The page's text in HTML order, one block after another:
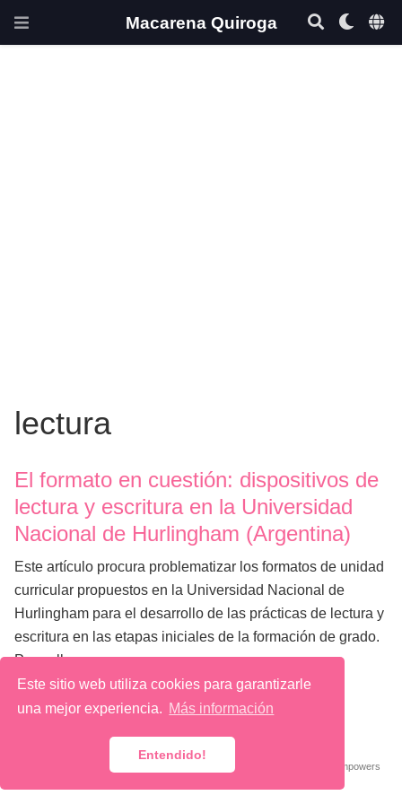
Este sitio web utiliza cookies para garantizarle
una mejor experiencia. Más información
Entendido!
Macarena Quiroga
lectura
El formato en cuestión: dispositivos de
lectura y escritura en la Universidad
Nacional de Hurlingham (Argentina)
Este artículo procura problematizar los formatos de unidad
curricular propuestos en la Universidad Nacional de
Hurlingham para el desarrollo de las prácticas de lectura y
escritura en las etapas iniciales de la formación de grado.
Para ello, …
@ 2026 Macarena Quiroga
website builder that empowers